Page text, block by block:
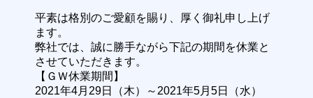
平素は格別のご愛顧を賜り、厚く御礼申し上げ
ます。
弊社では、誠に勝手ながら下記の期間を休業と
させていただきます。
【ＧＷ休業期間】
2021年4月29日（木）～2021年5月5日（水）